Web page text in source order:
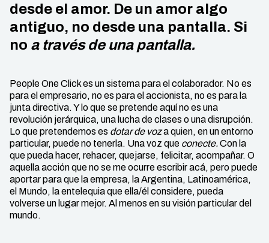
desde el amor. De un amor algo
antiguo, no desde una pantalla. Si
no a través de una pantalla.
People One Click es un sistema para el colaborador. No es
para el empresario, no es para el accionista, no es para la
junta directiva. Y lo que se pretende aquí no es una
revolución jerárquica, una lucha de clases o una disrupción.
Lo que pretendemos es dotar de voza quien, en un entorno
particular, puede no tenerla. Una voz que conecte.Con la
que pueda hacer, rehacer, quejarse, felicitar, acompañar. O
aquella acción que no se me ocurre escribir acá, pero puede
aportar para que la empresa, la Argentina, Latinoamérica,
el Mundo, la entelequia que ella/él considere, pueda
volverse un lugar mejor. Al menos en su visión particular del
mundo.